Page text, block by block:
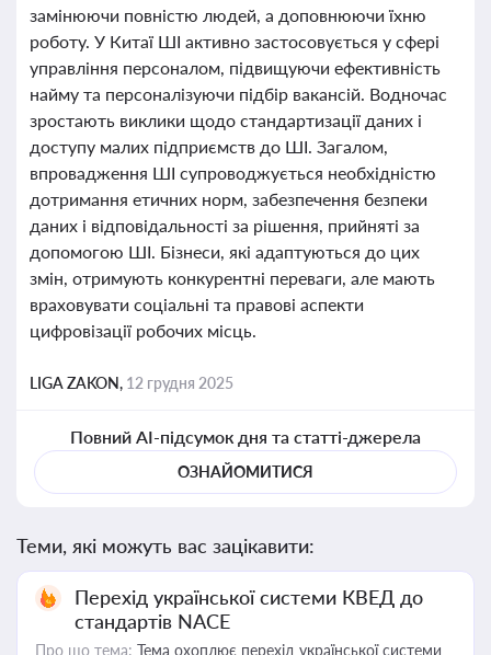
замінюючи повністю людей, а доповнюючи їхню
роботу. У Китаї ШІ активно застосовується у сфері
управління персоналом, підвищуючи ефективність
найму та персоналізуючи підбір вакансій. Водночас
зростають виклики щодо стандартизації даних і
доступу малих підприємств до ШІ. Загалом,
впровадження ШІ супроводжується необхідністю
дотримання етичних норм, забезпечення безпеки
даних і відповідальності за рішення, прийняті за
допомогою ШІ. Бізнеси, які адаптуються до цих
змін, отримують конкурентні переваги, але мають
враховувати соціальні та правові аспекти
цифровізації робочих місць.
LIGA ZAKON, 12 грудня 2025
Повний AI-підсумок дня та статті-джерела
ОЗНАЙОМИТИСЯ
Теми, які можуть вас зацікавити:
Перехід української системи КВЕД до
стандартів NACE
Про що тема: Тема охоплює перехід української системи